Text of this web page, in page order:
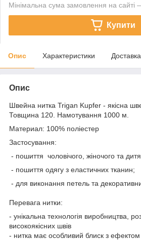
Мінімальна сума замовлення на сайті
Купити
Опис Характеристики Доставка
Опис
Швейна нитка Trigan Kupfer - якісна
Товщина 120. Намотування 1000 м.
Материал: 100% поліестер
Застосування:
- пошиття чоловічого, жіночого та
- пошиття одягу з еластичних тканин;
- для виконання петель та
Перевага нитки:
- унікальна технологія виробництва,
високоякісних швів
- нитка має особливий блиск з